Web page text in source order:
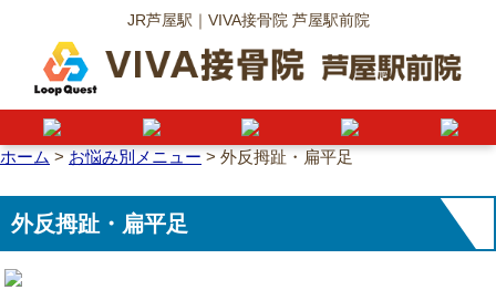
JR芦屋駅｜VIVA接骨院 芦屋駅前院
ホーム > お悩み別メニュー > 外反拇趾・扁平足
外反拇趾・扁平足